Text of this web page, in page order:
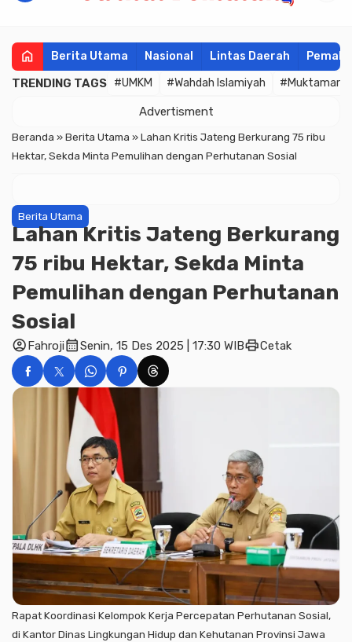
home Berita Utama Nasional Lintas Daerah
TRENDING TAGS #UMKM #Wahdah Islamiyah #Muktamar
Advertisment
Beranda »Berita Utama »Lahan Kritis Jateng Berkurang 75 ribu
Hektar, Sekda Minta Pemulihan dengan Perhutanan Sosial
Berita Utama
Lahan Kritis Jateng Berkurang
75 ribu Hektar, Sekda Minta
Pemulihan dengan Perhutanan
Sosial
account_circleFahrojicalendar_monthSenin, 15 Des 2025 | 17:30 WIBprintCetak
Rapat Koordinasi Kelompok Kerja Percepatan Perhutanan Sosial,
di Kantor Dinas Lingkungan Hidup dan Kehutanan Provinsi Jawa